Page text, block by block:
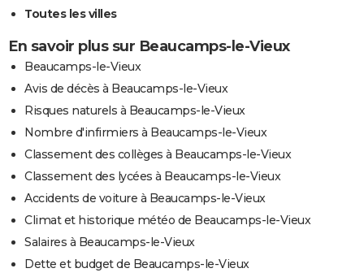
Toutes les villes
En savoir plus sur Beaucamps-le-Vieux
Beaucamps-le-Vieux
Avis de décès à Beaucamps-le-Vieux
Risques naturels à Beaucamps-le-Vieux
Nombre d'infirmiers à Beaucamps-le-Vieux
Classement des collèges à Beaucamps-le-Vieux
Classement des lycées à Beaucamps-le-Vieux
Accidents de voiture à Beaucamps-le-Vieux
Climat et historique météo de Beaucamps-le-Vieux
Salaires à Beaucamps-le-Vieux
Dette et budget de Beaucamps-le-Vieux